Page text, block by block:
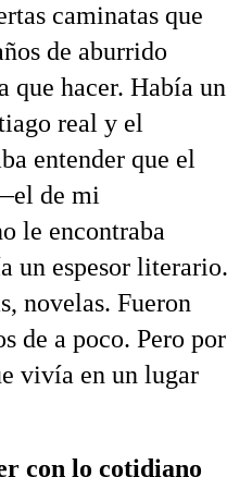
caminatas que
de aburrido
que hacer. Había un
real y el
entender que el
de mi
le encontraba
un espesor literario.
novelas. Fueron
de a poco. Pero por
vivía en un lugar
con lo cotidiano